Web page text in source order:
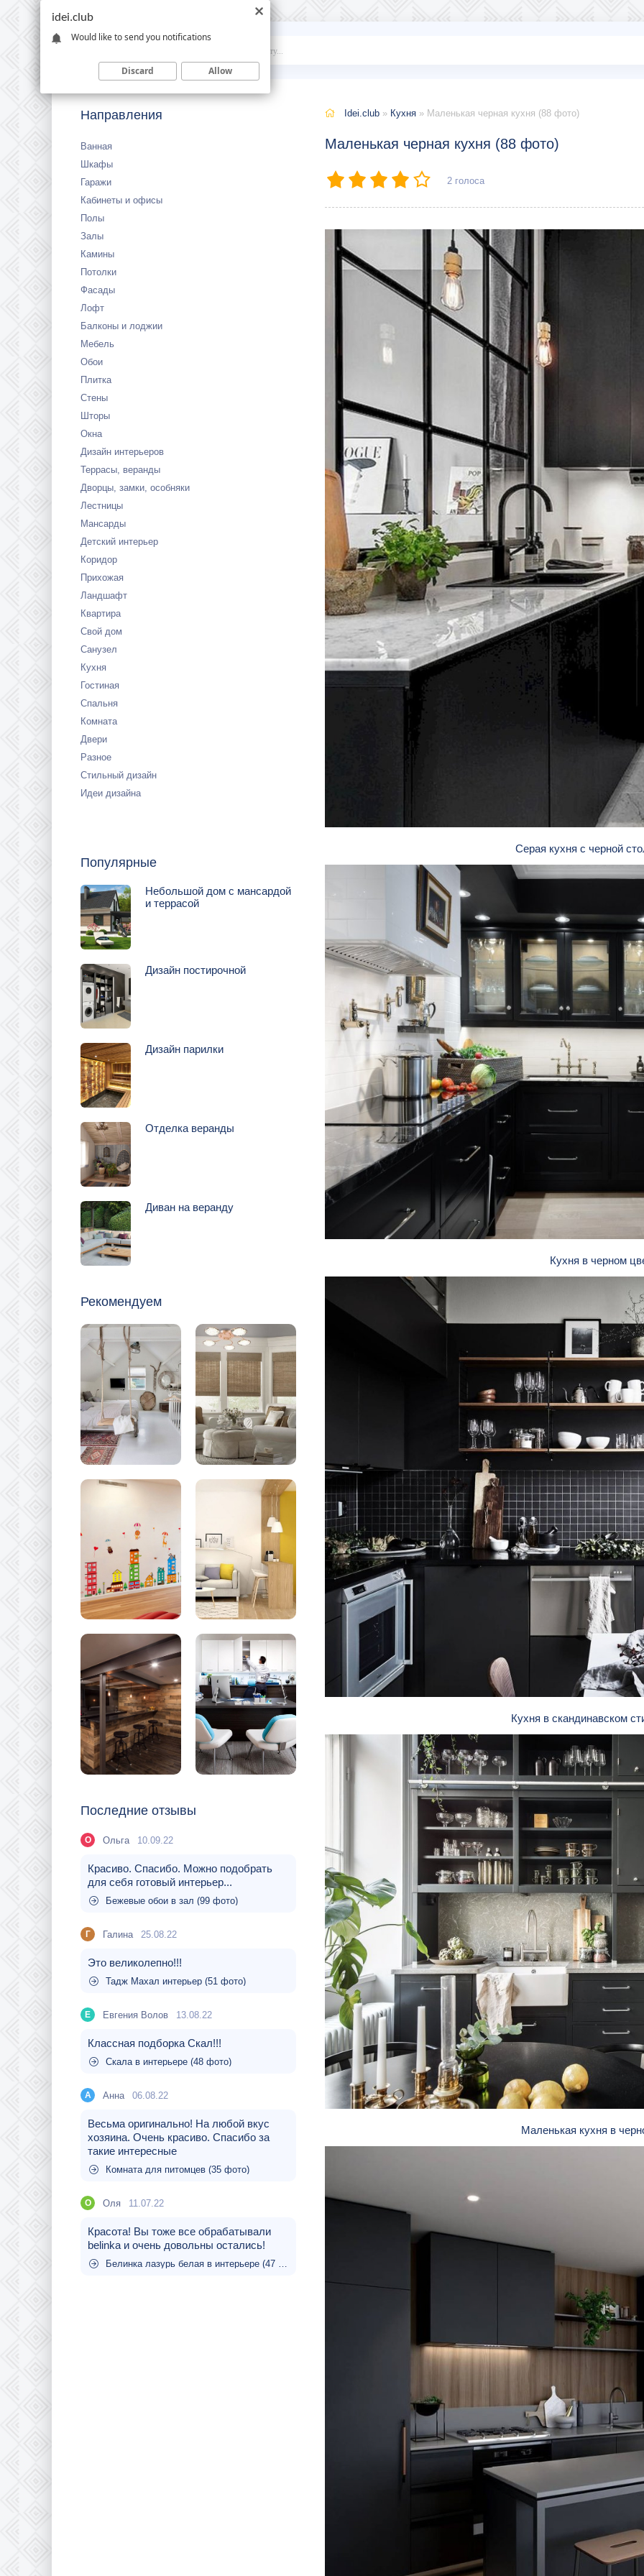
Idei
Направления
Ванная
Шкафы
Гаражи
Кабинеты и офисы
Полы
Залы
Камины
Потолки
Фасады
Лофт
Балконы и лоджии
Мебель
Обои
Плитка
Стены
Шторы
Окна
Дизайн интерьеров
Террасы, веранды
Дворцы, замки, особняки
Лестницы
Мансарды
Детский интерьер
Коридор
Прихожая
Ландшафт
Квартира
Свой дом
Санузел
Кухня
Гостиная
Спальня
Комната
Двери
Разное
Стильный дизайн
Идеи дизайна
Популярные
Небольшой дом с мансардой
и террасой
Дизайн постирочной
Дизайн парилки
Отделка веранды
Диван на веранду
Рекомендуем
Последние отзывы
О Ольга 10.09.22
Красиво. Спасибо. Можно подобрать
для себя готовый интерьер...
Бежевые обои в зал (99 фото)
Г Галина 25.08.22
Это великолепно!!!
Тадж Махал интерьер (51 фото)
Е Евгения Волов 13.08.22
Классная подборка Скал!!!
Скала в интерьере (48 фото)
A Aнна 06.08.22
Весьма оригинально! На любой вкус
хозяина. Очень красиво. Спасибо за
такие интересные
Комната для питомцев (35 фото)
О Оля 11.07.22
Красота! Вы тоже все обрабатывали
belinka и очень довольны остались!
Белинка лазурь белая в интерьере (47 фото)
Idei.club » Кухня » Маленькая черная кухня (88 фото)
Маленькая черная кухня (88 фото)
2 голоса
Серая кухня с черной
Кухня в черном
Кухня в скандинавском
Маленькая кухня в
idei.club
Would like to send you notifications
Discard Allow